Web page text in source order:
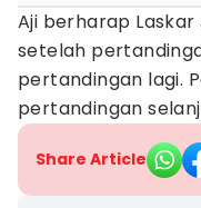
Aji berharap
setelah
pertandingan lagi.
pertandingan
Share Article